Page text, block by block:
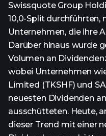
Swissquote Group
10,0-Split durchführten,
Unternehmen, die ihre
Darüber hinaus wurde
Volumen an
wobei Unternehmen
Limited (TKSHF) und
neuesten Dividenden
ausschütteten. Heute,
dieser Trend mit einer